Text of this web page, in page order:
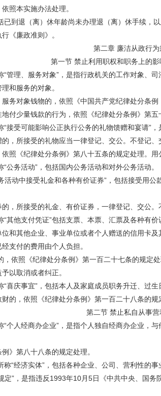
照本实施办法处理。
退（离）休年龄尚未办理退（离）休手续，以
《廉政准则》。
第二章 廉洁从政行为
第一节 禁止利用职权和职务上的
理、服务对象”，是指行政机关的工作对象、
和服务的对象。
对象钱物的，依照《中国共产党纪律处分条例
少量钱款的行为，依照《纪律处分条例》第五
受可能影响公正执行公务的礼物馈赠和宴请”，
所接受的礼物应当一律登记、交公。不登记、
《纪律处分条例》第八十五条的规定处理。用
务活动”，包括国内公务活动和对外公务活动。
动中接受礼金和各种有价证券”，包括接受用公
所接受的礼金、有价证券，一律登记、交公。
他支付凭证”包括支票、本票、汇票及各种有价
其他企业、事业单位或者个人赠送的信用卡
支付的费用由个人负担。
照《纪律处分条例》第一百二十七条的规定
以取消或者纠正。
庆事宜”，包括本人及家庭成员职务升迁、过生
，依照《纪律处分条例》第一百二十八条的规
第二节 禁止私自从事营
人经商办企业”，是指个人独自经商办企业，
第八十八条的规定处理。
经济实体”，包括各种企业、公司、营利性的事
”，是指违反1993年10月5日《中共中央、国务